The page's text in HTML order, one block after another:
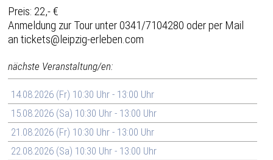
Preis: 22,- €
Anmeldung zur Tour unter 0341/7104280 oder per Mail
an tickets@leipzig-erleben.com
nächste Veranstaltung/en:
14.08.2026 (Fr) 10:30 Uhr - 13:00 Uhr
15.08.2026 (Sa) 10:30 Uhr - 13:00 Uhr
21.08.2026 (Fr) 10:30 Uhr - 13:00 Uhr
22.08.2026 (Sa) 10:30 Uhr - 13:00 Uhr